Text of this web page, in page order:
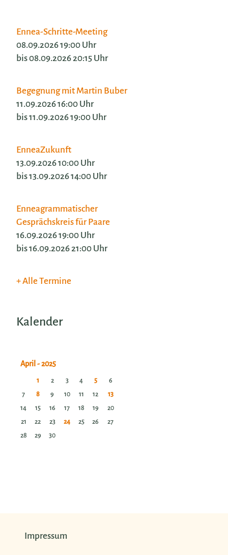
Ennea-Schritte-Meeting
08.09.2026 19:00 Uhr
bis 08.09.2026 20:15 Uhr
Begegnung mit Martin Buber
11.09.2026 16:00 Uhr
bis 11.09.2026 19:00 Uhr
EnneaZukunft
13.09.2026 10:00 Uhr
bis 13.09.2026 14:00 Uhr
Enneagrammatischer
Gesprächskreis für Paare
16.09.2026 19:00 Uhr
bis 16.09.2026 21:00 Uhr
Alle Termine
Kalender
1 2 3 4 5
6
7
8 9 10 11 12
13
14
15 16 17 18 19
20
21
22 23 24 25 26
27
28
29 30
Impressum